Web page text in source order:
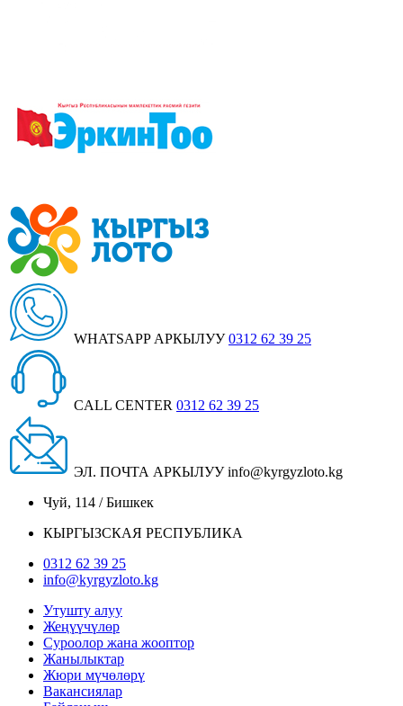
WHATSAPP АРКЫЛУУ 0312 62 39 25
CALL CENTER 0312 62 39 25
ЭЛ. ПОЧТА АРКЫЛУУ info@kyrgyzloto.kg
Чуй, 114 / Бишкек
КЫРГЫЗСКАЯ РЕСПУБЛИКА
0312 62 39 25
info@kyrgyzloto.kg
Утушту алуу
Жеңүүчүлөр
Суроолор жана жооптор
Жанылыктар
Жюри мүчөлөрү
Вакансиялар